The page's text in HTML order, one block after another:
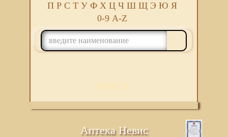
П Р С Т У Ф Х Ц Ч Ш Щ Э Ю Я
0-9 A-Z
ПОИСК
Аптека Невис